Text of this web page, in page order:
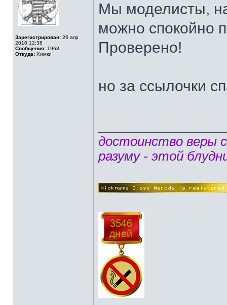
Зарегистрирован: 26 апр
2010 12:38
Сообщения: 1963
Откуда: Химки
Мы моделисты,
можно спокойно
Проверено!
но за ссылочки
достоинство веры
разуму - этой